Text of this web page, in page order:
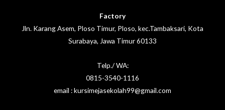
Factory
Jln. Karang Asem, Ploso Timur, Ploso, kec.Tambaksari, Kota
Surabaya, Jawa Timur 60133
Telp./ WA:
0815-3540-1116
email : kursimejasekolah99@gmail.com